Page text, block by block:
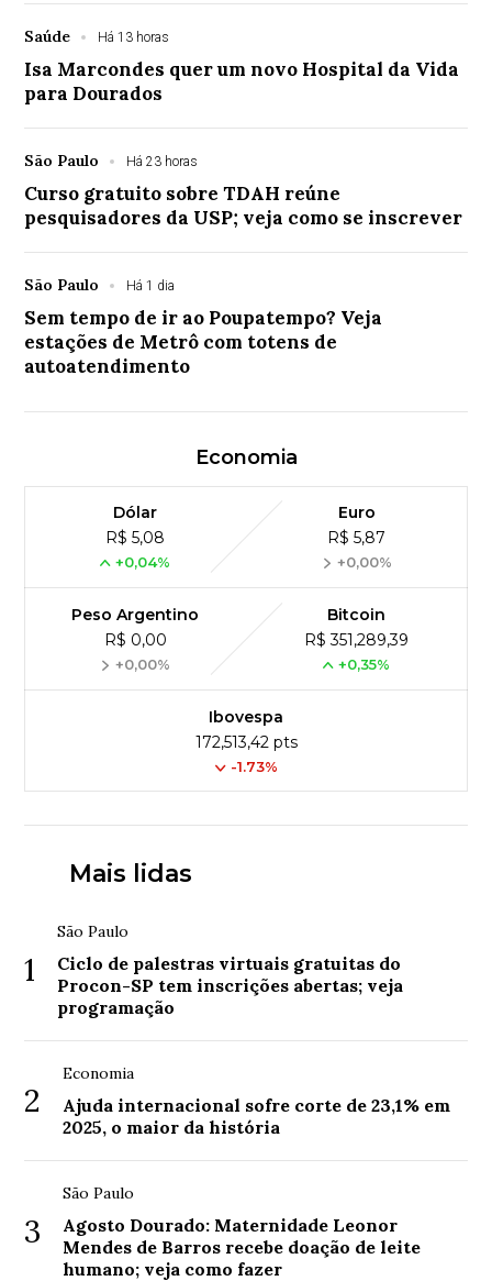
Saúde Há 13 horas
Isa Marcondes quer um novo Hospital da Vida
para Dourados
São Paulo Há 23 horas
Curso gratuito sobre TDAH reúne
pesquisadores da USP; veja como se inscrever
São Paulo Há 1 dia
Sem tempo de ir ao Poupatempo? Veja
estações de Metrô com totens de
autoatendimento
Economia
Dólar
R$ 5,08
+0,04%
Euro
R$ 5,87
+0,00%
Peso Argentino
R$ 0,00
+0,00%
Bitcoin
R$ 351,289,39
+0,35%
Ibovespa
172,513,42 pts
-1.73%
Mais lidas
1
São Paulo
Ciclo de palestras virtuais gratuitas do
Procon-SP tem inscrições abertas; veja
programação
2
Economia
Ajuda internacional sofre corte de 23,1% em
2025, o maior da história
3
São Paulo
Agosto Dourado: Maternidade Leonor
Mendes de Barros recebe doação de leite
humano; veja como fazer